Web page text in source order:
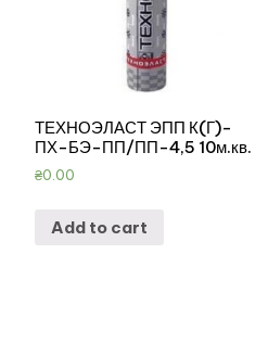
ТЕХНОЭЛАСТ ЭПП К(Г)-
ПХ-БЭ-ПП/ПП-4,5 10м.кв.
₴0.00
Add to cart